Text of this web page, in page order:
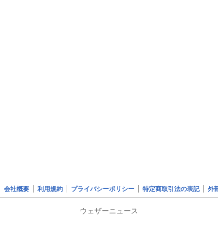
会社概要 利用規約 プライバシーポリシー 特定商取引法の表記 外
ウェザーニュース